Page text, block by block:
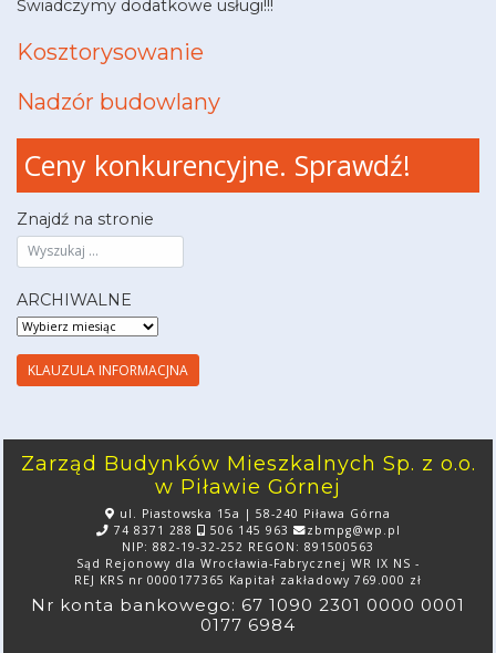
Świadczymy dodatkowe usługi!!!
Kosztorysowanie
Nadzór budowlany
Ceny konkurencyjne. Sprawdź!
Znajdź na stronie
ARCHIWALNE
ARCHIWALNE
KLAUZULA INFORMACJNA
Zarząd Budynków Mieszkalnych Sp. z o.o.
w Piławie Górnej
ul. Piastowska 15a | 58-240 Piława Górna
74 8371 288
506 145 963
zbmpg@wp.pl
NIP: 882-19-32-252 REGON: 891500563
Sąd Rejonowy dla Wrocławia-Fabrycznej WR IX NS -
REJ KRS nr 0000177365 Kapitał zakładowy 769.000 zł
Nr konta bankowego: 67 1090 2301 0000 0001
0177 6984